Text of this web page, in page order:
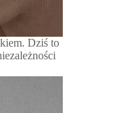
Dziś to